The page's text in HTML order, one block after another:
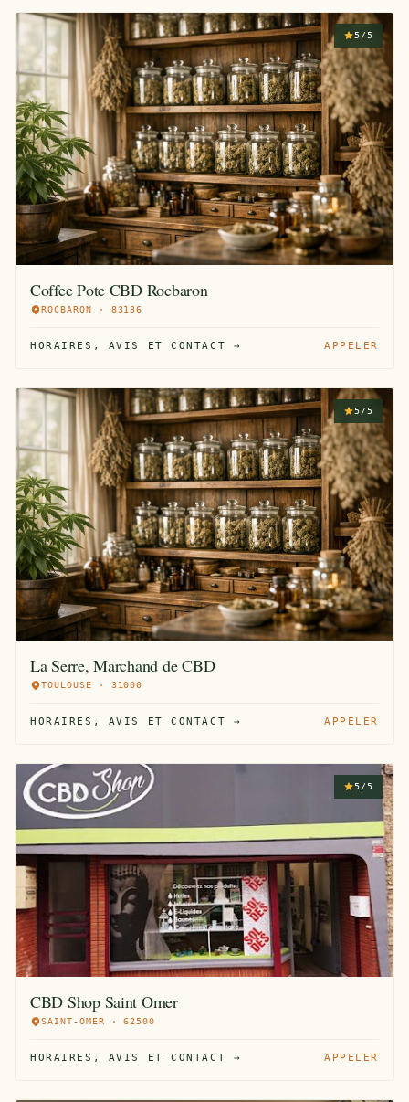
5/5
Coffee Pote CBD Rocbaron
ROCBARON · 83136
HORAIRES, AVIS ET CONTACT → APPELER
5/5
La Serre, Marchand de CBD
TOULOUSE · 31000
HORAIRES, AVIS ET CONTACT → APPELER
5/5
CBD Shop Saint Omer
SAINT-OMER · 62500
HORAIRES, AVIS ET CONTACT → APPELER